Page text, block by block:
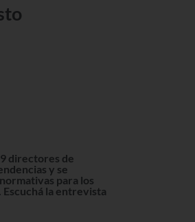
directores de
y se
para los
la entrevista